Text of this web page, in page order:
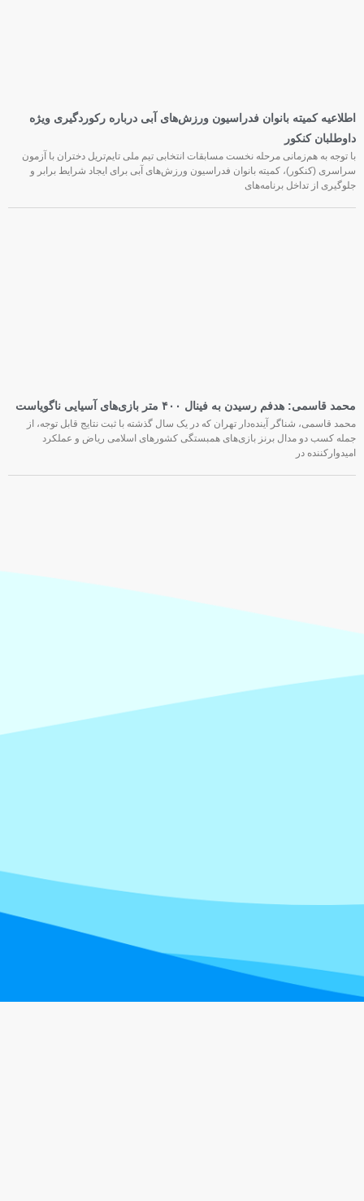
اطلاعیه کمیته بانوان فدراسیون ورزش‌های آبی درباره رکوردگیری ویژه
داوطلبان کنکور
با توجه به هم‌زمانی مرحله نخست مسابقات انتخابی تیم ملی تایم‌تریل دختران با آزمون
سراسری (کنکور)، کمیته بانوان فدراسیون ورزش‌های آبی برای ایجاد شرایط برابر و
جلوگیری از تداخل برنامه‌های
محمد قاسمی: هدفم رسیدن به فینال ۴۰۰ متر بازی‌های آسیایی ناگویاست
محمد قاسمی، شناگر آینده‌دار تهران که در یک سال گذشته با ثبت نتایج قابل توجه، از
جمله کسب دو مدال برنز بازی‌های همبستگی کشورهای اسلامی ریاض و عملکرد
امیدوارکننده در